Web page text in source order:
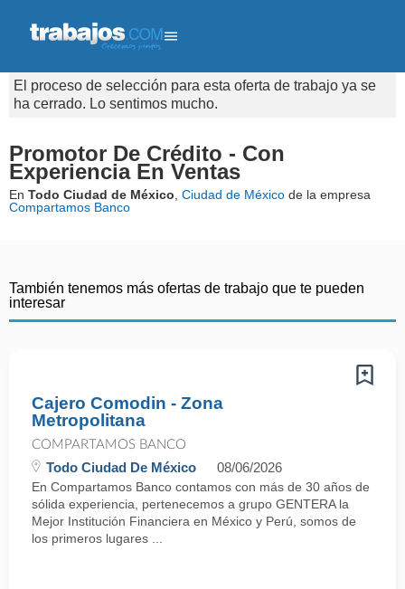
El proceso de selección para esta oferta de trabajo ya se
ha cerrado. Lo sentimos mucho.
Promotor De Crédito - Con
Experiencia En Ventas
En Todo Ciudad de México Ciudad de México de la empresa
Compartamos Banco
También tenemos más ofertas de trabajo que te pueden
interesar
Cajero Comodin - Zona
Metropolitana
COMPARTAMOS BANCO
Todo Ciudad De México 08/06/2026
En Compartamos Banco contamos con más de 30 años de
sólida experiencia, pertenecemos a grupo GENTERA la
Mejor Institución Financiera en México y Perú, somos de
los primeros lugares ...